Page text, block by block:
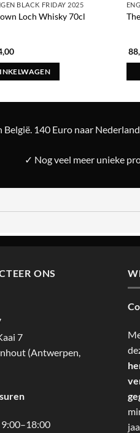
BLACK FRIDAY 2025
Loch Whisky 70cl
Huidige
is:
€ 44,00.
140 Euro naar Nederland
✓ Nog veel meer unieke
ONS
7
(Antwerpen,
9:00–18:00